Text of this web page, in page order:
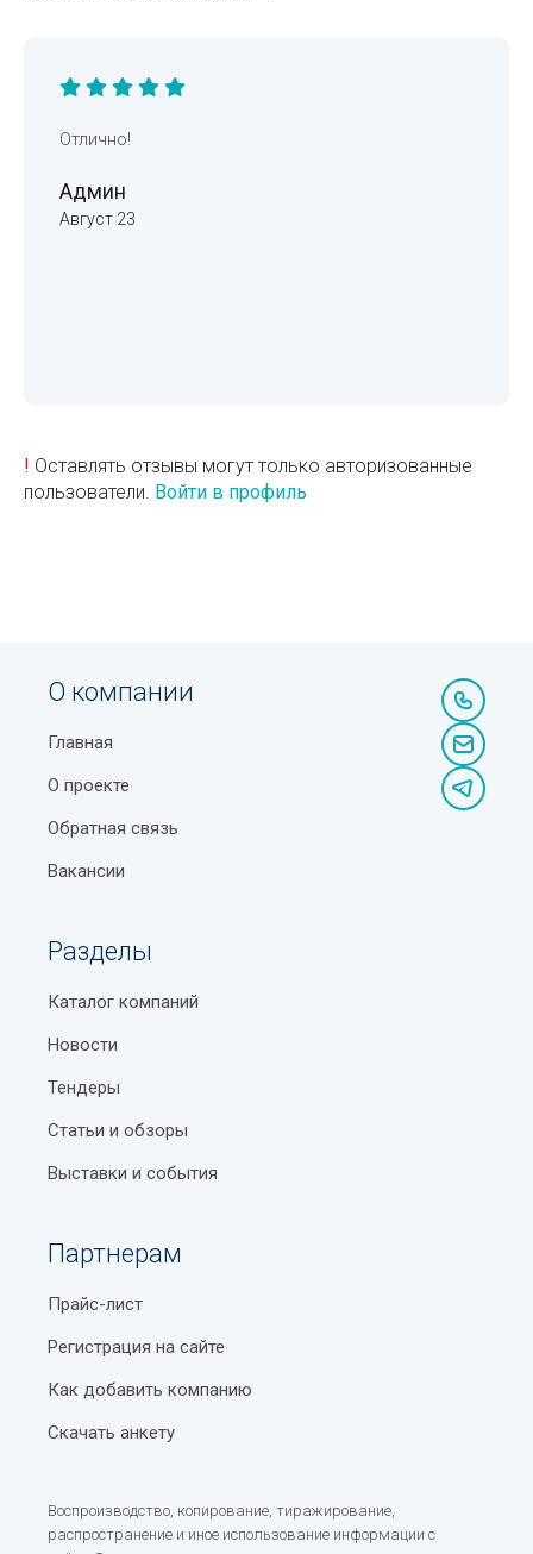
Отлично!
Админ
Август 23
! Оставлять отзывы могут только авторизованные
пользователи. Войти в профиль
О компании
Главная
О проекте
Обратная связь
Вакансии
Разделы
Каталог компаний
Новости
Тендеры
Статьи и обзоры
Выставки и события
Партнерам
Прайс-лист
Регистрация на сайте
Как добавить компанию
Скачать анкету
Воспроизводство, копирование, тиражирование,
распространение и иное использование информации с